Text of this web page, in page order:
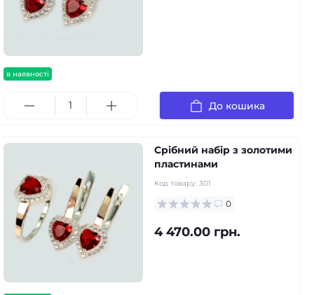
в наявності
До кошика
Срібний набір з золотими
пластинами
Код товару: 301
0
4 470.00 грн.